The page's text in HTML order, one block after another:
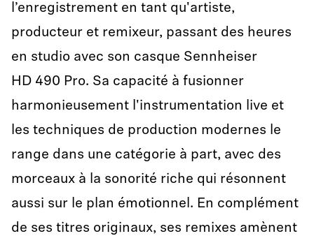
l’enregistrement en tant qu'artiste,
producteur et remixeur, passant des heures
en studio avec son casque Sennheiser
HD 490 Pro. Sa capacité à fusionner
harmonieusement l'instrumentation live et
les techniques de production modernes le
range dans une catégorie à part, avec des
morceaux à la sonorité riche qui résonnent
aussi sur le plan émotionnel. En complément
de ses titres originaux, ses remixes amènent